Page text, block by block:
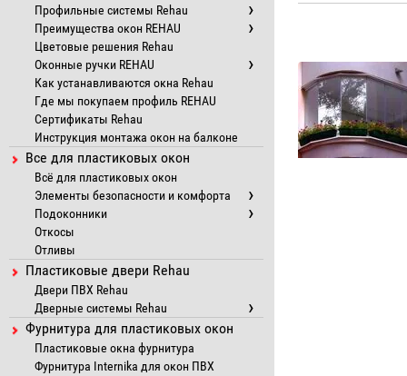
Профильные системы Rehau
Преимущества окон REHAU
Цветовые решения Rehau
Оконные ручки REHAU
Как устанавливаются окна Rehau
Где мы покупаем профиль REHAU
Сертификаты Rehau
Инструкция монтажа окон на балконе
Все для пластиковых окон
Всё для пластиковых окон
Элементы безопасности и комфорта
Подоконники
Откосы
Отливы
Пластиковые двери Rehau
Двери ПВХ Rehau
Дверные системы Rehau
Фурнитура для пластиковых окон
Пластиковые окна фурнитура
Фурнитура Internika для окон ПВХ